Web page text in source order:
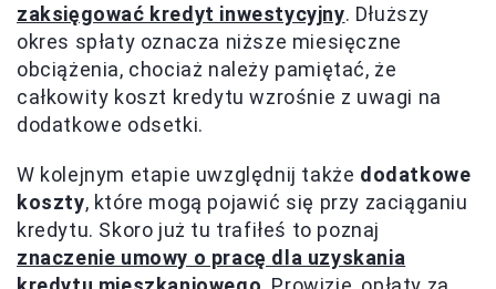
zaksięgować kredyt inwestycyjny. Dłuższy
okres spłaty oznacza niższe miesięczne
obciążenia, chociaż należy pamiętać, że
całkowity koszt kredytu wzrośnie z uwagi na
dodatkowe odsetki.
W kolejnym etapie uwzględnij także dodatkowe
koszty, które mogą pojawić się przy zaciąganiu
kredytu. Skoro już tu trafiłeś to poznaj
znaczenie umowy o pracę dla uzyskania